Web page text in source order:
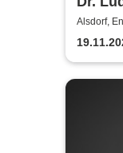
ein
Alsdorf,